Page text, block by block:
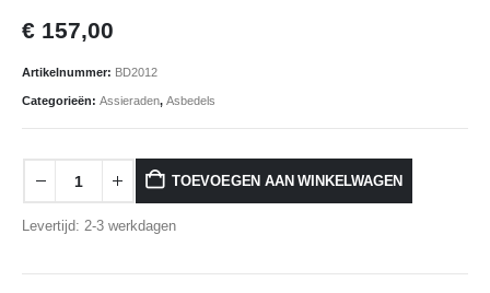
€ 157,00
Artikelnummer: BD2012
Categorieën: Assieraden, Asbedels
TOEVOEGEN AAN WINKELWAGEN
Levertijd: 2-3 werkdagen